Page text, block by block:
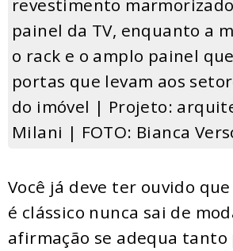
revestimento
painel da TV, enquanto a
o rack e o amplo painel
portas que levam aos
do imóvel | Projeto:
Milani | FOTO: Bianca
Você já deve ter ouvido
é clássico nunca sai de
afirmação se adequa tanto